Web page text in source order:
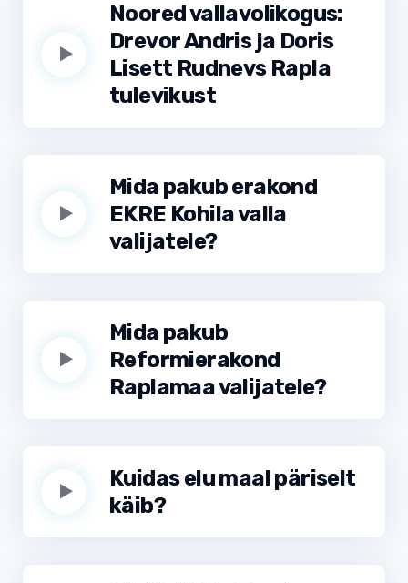
Noored vallavolikogus:
Drevor Andris ja Doris
Lisett Rudnevs Rapla
tulevikust
Mida pakub erakond
EKRE Kohila valla
valijatele?
Mida pakub
Reformierakond
Raplamaa valijatele?
Kuidas elu maal päriselt
käib?